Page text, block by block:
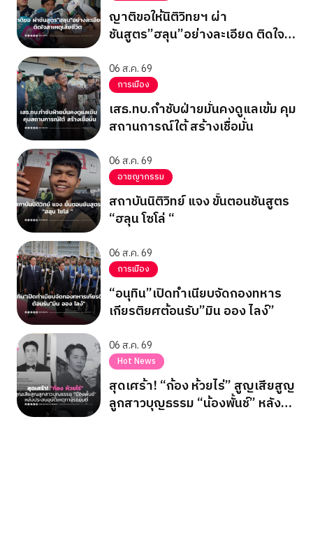
ญาติขอให้นิติวิทยฯ ผ่า
ชันสูตร”ฮลุน”อย่างละเอียด ติดใจ
06 ส.ค. 69
การเมือง
เสธ.ทบ.กำชับฝ่ายมั่นคงดูแลเข้ม คุม
สถานการณ์ใต้ สร้างเชื่อมั่น
06 ส.ค. 69
อาชญากรรม
สถาบันนิติวิทย์ แจง ขั้นตอนชันสูตร
“ฮลุน โซโล่ “
06 ส.ค. 69
การเมือง
“อนุทิน”เปิดทำเนียบจัดกองทหาร
เกียรติยศต้อนรับ”มิน ออง ไลง์”
06 ส.ค. 69
Hot News
สุดเศร้า! “ก้อง ห้วยไร่” สูญเสียสูญ
ลูกสาวบุญธรรม “น้องพั้นช์” หลัง